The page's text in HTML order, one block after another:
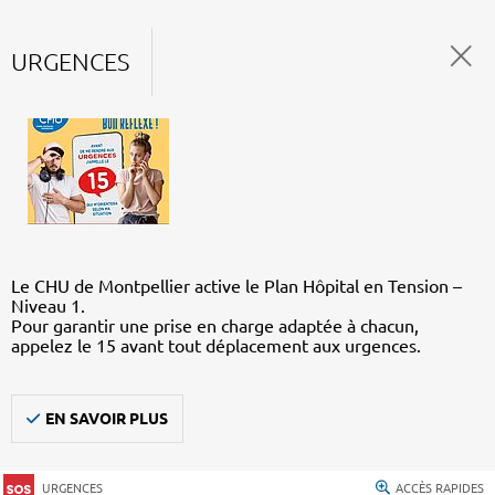
URGENCES
Le CHU de Montpellier active le Plan Hôpital en Tension –
Niveau 1.
Pour garantir une prise en charge adaptée à chacun,
appelez le 15 avant tout déplacement aux urgences.
EN SAVOIR PLUS
URGENCES ACCÈS RAPIDES